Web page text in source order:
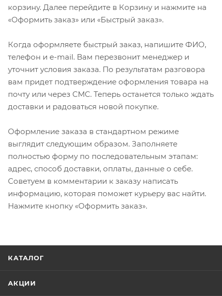
корзину. Далее перейдите в Корзину и нажмите на
«Оформить заказ» или «Быстрый заказ».
Когда оформляете быстрый заказ, напишите ФИО,
телефон и e-mail. Вам перезвонит менеджер и
уточнит условия заказа. По результатам разговора
вам придет подтверждение оформления товара на
почту или через СМС. Теперь останется только ждать
доставки и радоваться новой покупке.
Оформление заказа в стандартном режиме
выглядит следующим образом. Заполняете
полностью форму по последовательным этапам:
адрес, способ доставки, оплаты, данные о себе.
Советуем в комментарии к заказу написать
информацию, которая поможет курьеру вас найти.
Нажмите кнопку «Оформить заказ».
КАТАЛОГ
АКЦИИ